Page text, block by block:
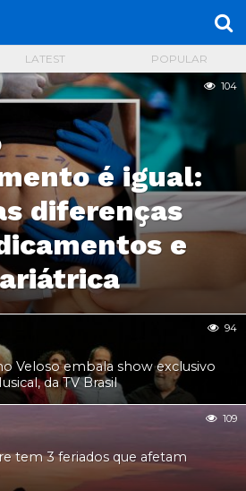
LATEST POPULAR
é igual:
diferenças
e
104
Veloso embala show exclusivo
da TV Brasil
94
tem 3 feriados que afetam
109